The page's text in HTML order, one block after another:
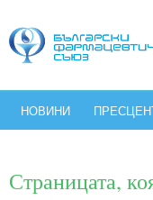
НОВИНИ
Страницата,